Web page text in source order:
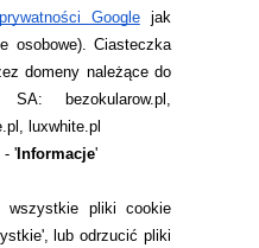
Googlejak
osobowe). Ciasteczka
domeny należące do
SA: bezokularow.pl,
luxwhite.pl
- 'Informacje'
wszystkie pliki cookie
lub odrzucić pliki